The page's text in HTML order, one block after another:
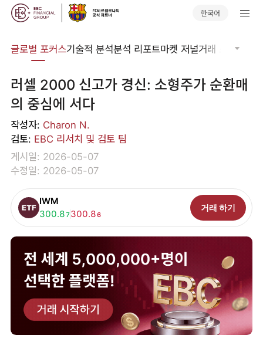
한국어
글로벌 포커스기술적 분석분석 리포트마켓 저널거래 소프트웨어
러셀 2000 신고가 경신: 소형주가 순환매
의 중심에 서다
작성자: Charon N.
검토: EBC 리서치 및 검토 팀
게시일: 2026-05-07
수정일: 2026-05-07
IWM
매수:
300.8 7매도:
300.86
거래 하기